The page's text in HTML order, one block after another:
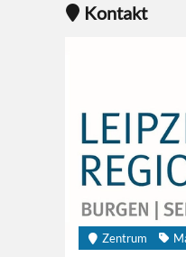
Kontakt
Zentrum